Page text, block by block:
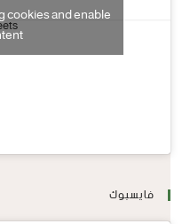
and enable
فايسبوك